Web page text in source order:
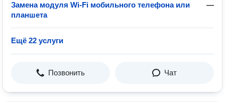
Замена модуля Wi-Fi мобильного телефона или
планшета
—
Ещё 22 услуги
Позвонить Чат